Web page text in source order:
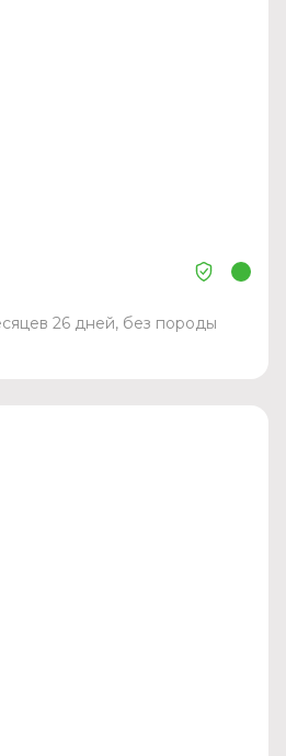
26 дней, без породы